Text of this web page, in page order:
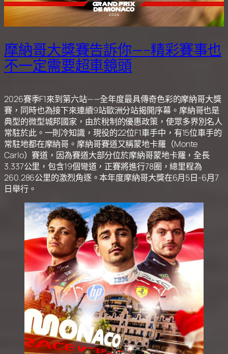
摩納哥大獎賽告訴你—–精彩賽事也
不一定需要超車鏡頭
2026賽季F1來到第六站——全年度最具傳奇色彩的摩納哥大獎
賽，同時也為接下來連續9站歐洲分站揭開序幕。摩納哥也是
典型的微型城邦國家，由於稅制的優惠政策，使眾多界別名人
常駐於此。一則冷知識，現役的22位F1車手中，有15位車手的
常駐地都在摩納哥。摩納哥賽道又稱蒙地卡羅（Monte
Carlo）賽道，因為賽道大部分位於摩納哥蒙地卡羅，全長
3.337公里，包含19個彎道，正賽將進行78圈，總里程為
260.286公里的激烈角逐。本年度摩納哥大獎在6月5日-6月7
日舉行。